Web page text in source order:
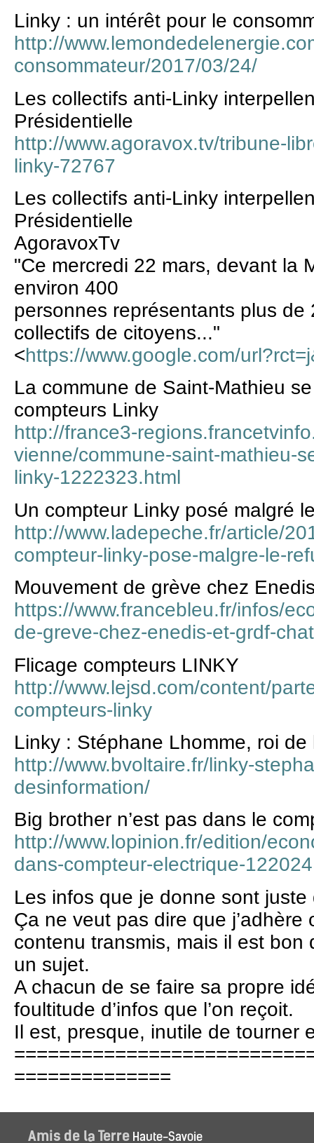
Linky : un intérêt pour le
http://
consommateur/2017/03/24/
Les collectifs anti-Linky
Présidentielle
http://www.agoravox.tv/tribune-
linky-72767
Les collectifs anti-Linky
Présidentielle
AgoravoxTv
"Ce mercredi 22 mars, devant la
environ 400
personnes représentants plus de
collectifs de citoyens..."
<https://www.google.com/
La commune de Saint-Mathieu
compteurs Linky
http://france3-
vienne/commune-saint-mathieu-
linky-1222323.html
Un compteur Linky posé malgré
http://www.ladepeche.fr/article/
compteur-linky-pose-malgre-le-
Mouvement de grève chez
https://www.francebleu.fr/infos/
de-greve-chez-enedis-et-grdf-
Flicage compteurs LINKY
http://www.lejsd.com/content/
compteurs-linky
Linky : Stéphane Lhomme, roi
http://www.bvoltaire.fr/linky-
desinformation/
Big brother n’est pas dans le
http://www.lopinion.fr/edition/
dans-compteur-electrique-122024
Les infos que je donne sont juste
Ça ne veut pas dire que j’adhère
contenu transmis, mais il est bon
un sujet.
A chacun de se faire sa propre
foultitude d’infos que l’on reçoit.
Il est, presque, inutile de tourner
==============